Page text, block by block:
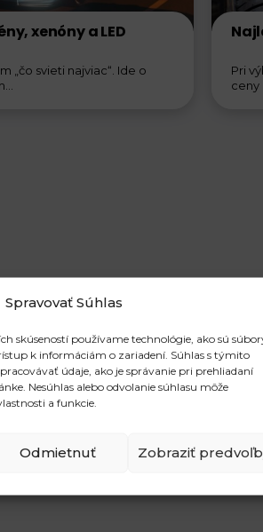
Spravovať Súhlas
skúseností používame technológie, ako sú
k informáciám o zariadení. Súhlas s týmito
údaje, ako je správanie pri prehliadaní
Nesúhlas alebo odvolanie súhlasu môže
a funkcie.
Odmietnuť Zobraziť
xenóny a LED
„čo svieti najviac“. Ide o
Pri
ceny